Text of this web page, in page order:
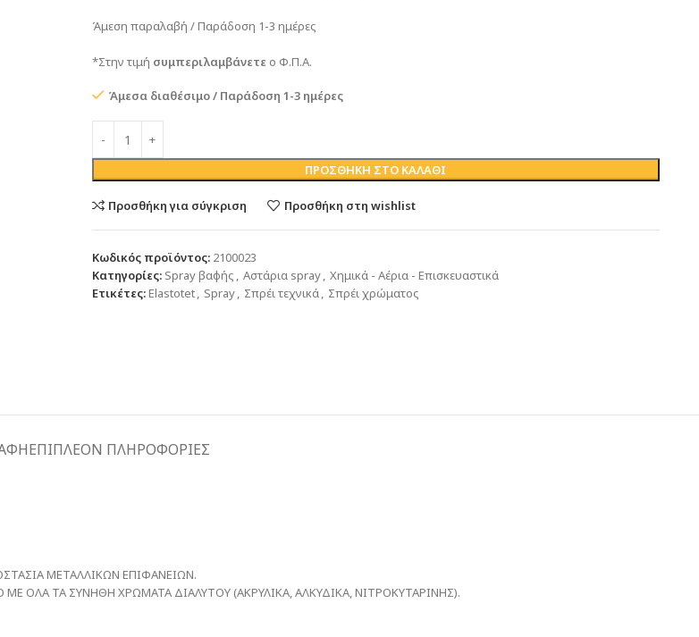
Άμεση παραλαβή / Παράδοση 1-3 ημέρες
*Στην τιμή συμπεριλαμβάνετε ο Φ.Π.Α.
Άμεσα διαθέσιμο / Παράδοση 1-3 ημέρες
ΠΡΟΣΘΉΚΗ ΣΤΟ ΚΑΛΆΘΙ
Προσθήκη για σύγκριση Προσθήκη στη wishlist
Κωδικός προϊόντος: 2100023
Κατηγορίες: Spray βαφής , Αστάρια spray, Χημικά - Αέρια - Επισκευαστικά
Ετικέτες:Elastotet, Spray, Σπρέι τεχνικά, Σπρέι χρώματος
ΕΠΙΠΛΈΟΝ ΠΛΗΡΟΦΟΡΊΕΣ
ΜΕΤΑΛΛΙΚΩΝ ΕΠΙΦΑΝΕΙΩΝ.
ΟΛΑ ΤΑ ΣΥΝΗΘΗ ΧΡΩΜΑΤΑ ΔΙΑΛΥΤΟΥ (ΑΚΡΥΛΙΚΑ, ΑΛΚΥΔΙΚΑ, ΝΙΤΡΟΚΥΤΑΡΙΝΗΣ).